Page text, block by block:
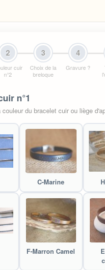
2
cuir
n°2
3
Choix de la
breloque
4
Gravure ?
n°1
du bracelet cuir ou liège
C-Marine
F-Marron Camel